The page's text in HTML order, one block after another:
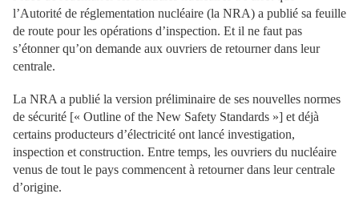
l’Autorité de réglementation nucléaire (la NRA) a publié sa feuille
de route pour les opérations d’inspection. Et il ne faut pas
s’étonner qu’on demande aux ouvriers de retourner dans leur
centrale.
La NRA a publié la version préliminaire de ses nouvelles normes
de sécurité [« Outline of the New Safety Standards »] et déjà
certains producteurs d’électricité ont lancé investigation,
inspection et construction. Entre temps, les ouvriers du nucléaire
venus de tout le pays commencent à retourner dans leur centrale
d’origine.